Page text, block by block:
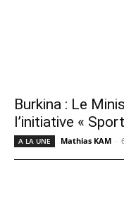
Burkina : Le
l’initiative «
A LA UNE Mathias KAM -